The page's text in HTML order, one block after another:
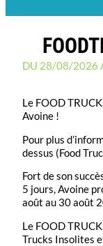
DU 28/08/2026
Le FOOD
Avoine !
Pour plus
dessus (Food
Fort de son
5 jours, Avoine
août au 30 août
Le FOOD
Trucks Insolites